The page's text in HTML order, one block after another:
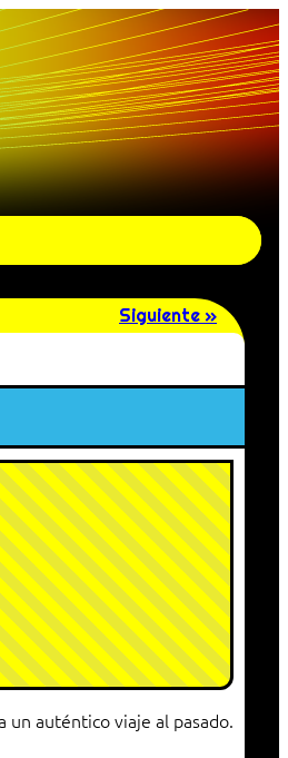
Siguiente »
un auténtico viaje al pasado.